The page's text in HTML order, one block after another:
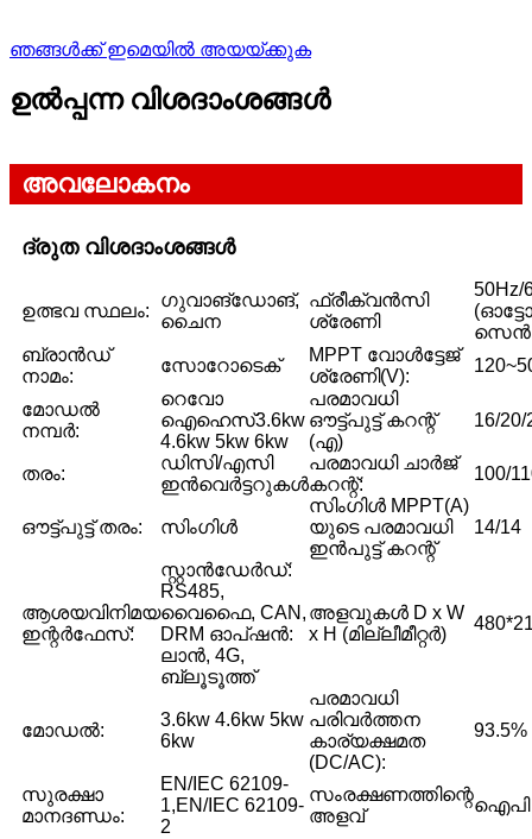
ഞങ്ങൾക്ക് ഇമെയിൽ അയയ്ക്കുക
ഉൽപ്പന്ന വിശദാംശങ്ങൾ
അവലോകനം
ദ്രുത വിശദാംശങ്ങൾ
ഉത്ഭവ സ്ഥലം:
ഗുവാങ്‌ഡോങ്,
ചൈന
ഫ്രീക്വൻസി
ശ്രേണി
50Hz/
(ഓട്ടോ
ബ്രാൻഡ്
നാമം:
സോറോടെക്
MPPT വോൾട്ടേജ്
ശ്രേണി(V):
മോഡൽ
നമ്പർ:
റെവോ
ഐഹെസ്3.6kw
4.6kw 5kw 6kw
പരമാവധി
ഔട്ട്‌പുട്ട് കറന്റ്
(എ)
16/20/
തരം:
ഡിസി/എസി
ഇൻവെർട്ടറുകൾ
പരമാവധി ചാർജ്
കറന്റ്:
100/
ഔട്ട്പുട്ട് തരം: സിംഗിൾ
സിംഗിൾ MPPT(A)
യുടെ പരമാവധി
ഇൻപുട്ട് കറന്റ്
14/14
ആശയവിനിമയ
ഇന്റർഫേസ്:
സ്റ്റാൻഡേർഡ്:
RS485,
വൈഫൈ, CAN,
DRM ഓപ്‌ഷൻ:
ലാൻ, 4G,
ബ്ലൂടൂത്ത്
അളവുകൾ D x W
x H (മില്ലീമീറ്റർ)
മോഡൽ:
3.6kw 4.6kw 5kw
6kw
പരമാവധി
പരിവർത്തന
കാര്യക്ഷമത
(DC/AC):
93.5%
സുരക്ഷാ
മാനദണ്ഡം:
EN/IEC 62109-
1,EN/IEC 62109-
2
സംരക്ഷണത്തിന്റെ
അളവ്
ഐപി